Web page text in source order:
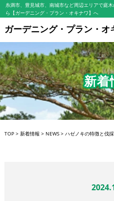
糸満市、豊見城市、南城市など周辺エリアで庭
ら【ガーデニング・プラン・オキナワ】へ
ガーデニング・プラン・オ
新着
TOP> 新着情報 > NEWS> ハゼノキの特徴と伐